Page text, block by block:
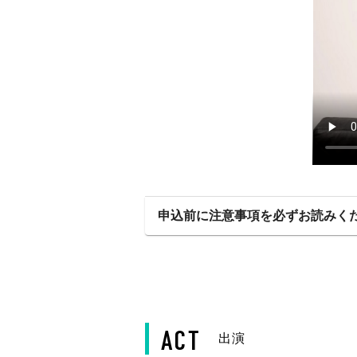
申込前に注意事項を必ずお読みく
ACT 出演